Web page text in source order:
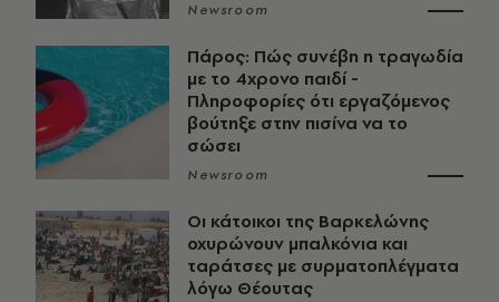
Newsroom
Πάρος: Πώς συνέβη η τραγωδία
με το 4χρονο παιδί -
Πληροφορίες ότι εργαζόμενος
βούτηξε στην πισίνα να το
σώσει
Newsroom
Οι κάτοικοι της Βαρκελώνης
οχυρώνουν μπαλκόνια και
ταράτσες με συρματοπλέγματα
λόγω Θέουτας